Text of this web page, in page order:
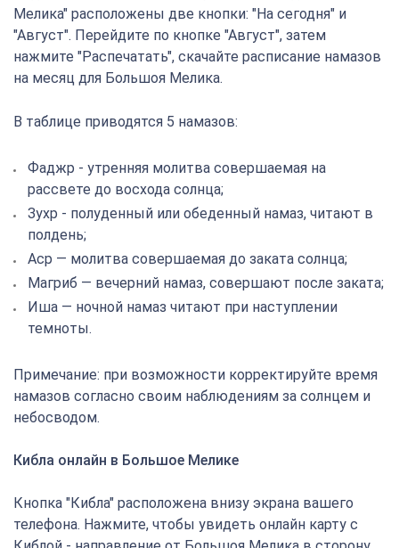
Мелика" расположены две кнопки: "На сегодня" и
"Август". Перейдите по кнопке "Август", затем
нажмите "Распечатать", скачайте расписание намазов
на месяц для Большоя Мелика.
В таблице приводятся 5 намазов:
Фаджр - утренняя молитва совершаемая на
рассвете до восхода солнца;
Зухр - полуденный или обеденный намаз, читают в
полдень;
Аср — молитва совершаемая до заката солнца;
Магриб — вечерний намаз, совершают после заката;
Иша — ночной намаз читают при наступлении
темноты.
Примечание: при возможности корректируйте время
намазов согласно своим наблюдениям за солнцем и
небосводом.
Кибла онлайн в Большое Мелике
Кнопка "Кибла" расположена внизу экрана вашего
телефона. Нажмите, чтобы увидеть онлайн карту с